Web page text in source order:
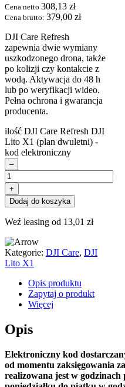
Cena netto 308,13 zł
Cena brutto: 379,00 zł
DJI Care Refresh
zapewnia dwie wymiany
uszkodzonego drona, także
po kolizji czy kontakcie z
wodą. Aktywacja do 48 h
lub po weryfikacji wideo.
Pełna ochrona i gwarancja
producenta.
ilość DJI Care Refresh DJI
Lito X1 (plan dwuletni) -
kod elektroniczny
–
+
Dodaj do koszyka
Weź leasing od 13,01 zł
Kategorie: DJI Care, DJI
Lito X1
Opis produktu
Zapytaj o produkt
Więcej
Opis
Elektroniczny kod
od momentu zaksięgowania
realizowana jest w godzinach